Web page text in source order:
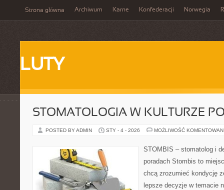
Strona główna Archiwum Karne Konfederacji Norwegia
LUTY
STOMATOLOGIA W KULTURZE
POSTED BY ADMIN STY - 4 - 2026 MOŻLIWOŚĆ
STOMBIS – stomatolog i
poradach Stombis to
chcą zrozumieć kondycję
lepsze decyzje w temacie